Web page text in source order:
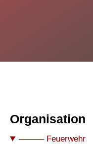
Organisation
——— Feuerwehr